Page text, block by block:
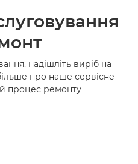
надішліть виріб на
про наше сервісне
процес ремонту